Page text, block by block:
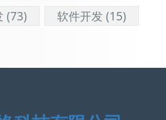
(73) 软件开发 (15)